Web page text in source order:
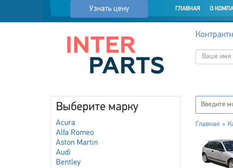
Узнать цену ГЛАВНАЯ О
Выберите марку
Acura
Alfa Romeo
Aston Martin
Audi
Bentley
Главная